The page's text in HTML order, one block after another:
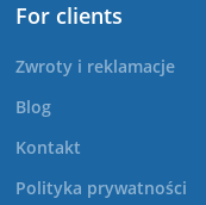
For clients
Zwroty i reklamacje
Blog
Kontakt
Polityka prywatności